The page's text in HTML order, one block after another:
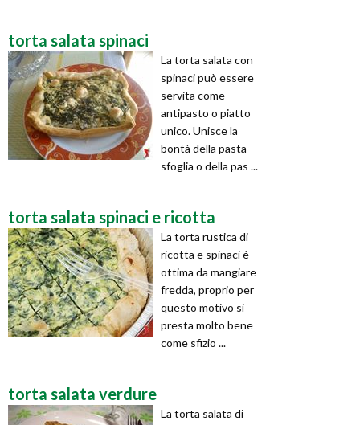
torta salata spinaci
La torta salata con
spinaci può essere
servita come
antipasto o piatto
unico. Unisce la
bontà della pasta
sfoglia o della pas ...
torta salata spinaci e ricotta
La torta rustica di
ricotta e spinaci è
ottima da mangiare
fredda, proprio per
questo motivo si
presta molto bene
come sfizio ...
torta salata verdure
La torta salata di